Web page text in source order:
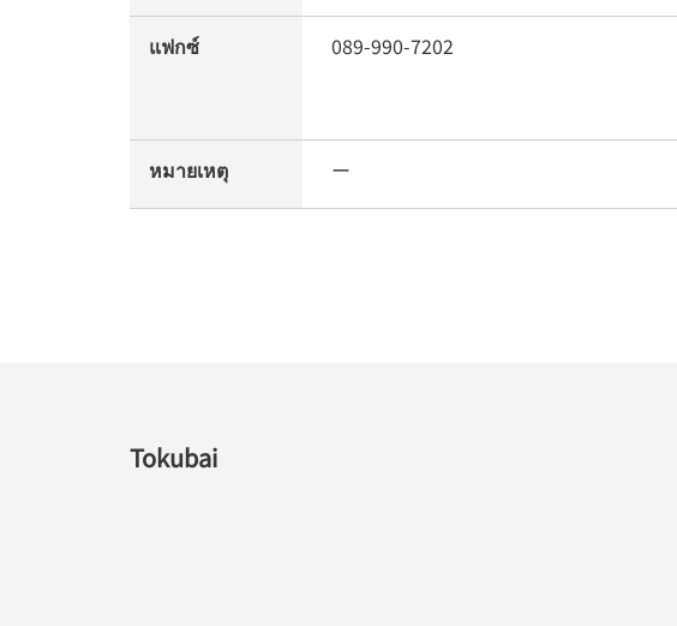
Tokubai
แฟกซ์ 089-990-7202
หมายเหตุ ー